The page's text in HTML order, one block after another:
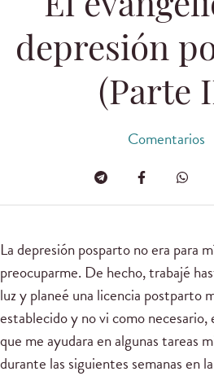
El
depresión
(Parte
Comentarios
La depresión posparto no era para
preocuparme. De hecho, trabajé
luz y planeé una licencia postparto
establecido y no vi como
que me ayudara en algunas tareas
durante las siguientes semanas en